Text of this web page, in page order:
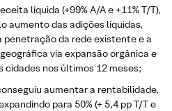
líquida (+99% A/A e +11% T/T),
aumento das adições líquidas,
da rede existente e a
via expansão orgânica e
cidades nos últimos 12 meses;
aumentar a rentabilidade,
para 50% (+ 5,4 pp T/T e